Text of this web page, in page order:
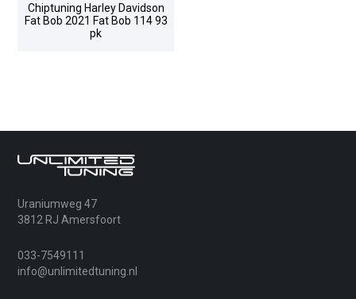
Chiptuning Harley Davidson
Fat Bob 2021 Fat Bob 114 93
pk
Uraniumweg 47
3812 RJ Amersfoort
033-7549111
info@unlimitedtuning.nl